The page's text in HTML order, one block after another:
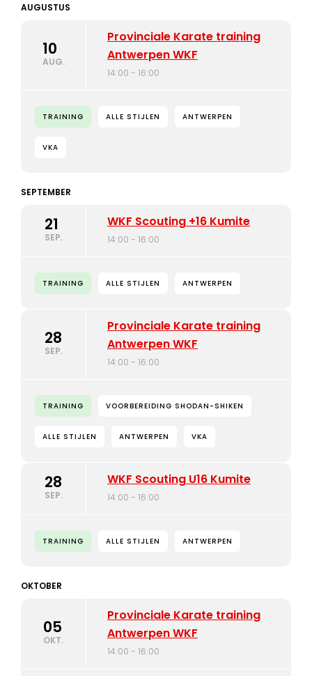
AUGUSTUS
10
AUG.
Provinciale Karate training
Antwerpen WKF
14:00 - 16:00
TRAINING ALLE STIJLEN ANTWERPEN
VKA
SEPTEMBER
21
SEP.
WKF Scouting +16 Kumite
14:00 - 16:00
TRAINING ALLE STIJLEN ANTWERPEN
28
SEP.
Provinciale Karate training
Antwerpen WKF
14:00 - 16:00
TRAINING VOORBEREIDING SHODAN-SHIKEN
ALLE STIJLEN ANTWERPEN VKA
28
SEP.
WKF Scouting U16 Kumite
14:00 - 16:00
TRAINING ALLE STIJLEN ANTWERPEN
OKTOBER
05
OKT.
Provinciale Karate training
Antwerpen WKF
14:00 - 16:00